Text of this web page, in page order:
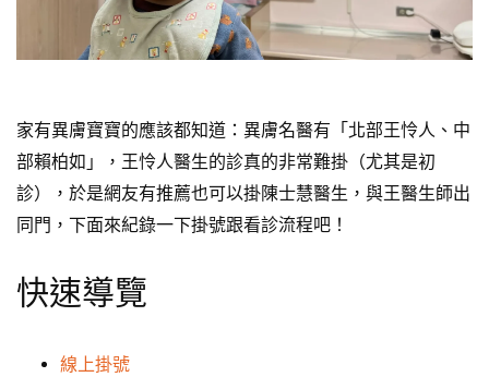
家有異膚寶寶的應該都知道：異膚名醫有「北部王怜人、中
部賴柏如」，王怜人醫生的診真的非常難掛（尤其是初
診），於是網友有推薦也可以掛陳士慧醫生，與王醫生師出
同門，下面來紀錄一下掛號跟看診流程吧！
快速導覽
線上掛號